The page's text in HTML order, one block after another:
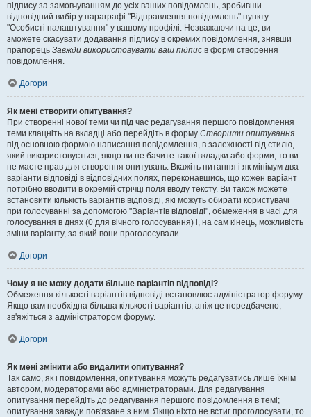
підпису за замовчуванням до усіх ваших повідомлень, зробивши
відповідний вибір у параграфі "Відправлення повідомлень" пункту
"Особисті налаштування" у вашому профілі. Незважаючи на це, ви
зможете скасувати додавання підпису в окремих повідомлення, знявши
прапорець Завжди використовувати ваш підпис в формі створення
повідомлення.
Догори
Як мені створити опитування?
При створенні нової теми чи під час редагування першого повідомлення
теми клацніть на вкладці або перейдіть в форму Створити опитування
під основною формою написання повідомлення, в залежності від стилю,
який використовується; якщо ви не бачите такої вкладки або форми, то ви
не маєте прав для створення опитувань. Вкажіть питання і як мінімум два
варіанти відповіді в відповідних полях, переконавшись, що кожен варіант
потрібно вводити в окремій стрічці поля вводу тексту. Ви також можете
встановити кількість варіантів відповіді, які можуть обирати користувачі
при голосуванні за допомогою "Варіантів відповіді", обмеження в часі для
голосування в днях (0 для вічного голосування) і, на сам кінець, можливість
зміни варіанту, за який вони проголосували.
Догори
Чому я не можу додати більше варіантів відповіді?
Обмеження кількості варіантів відповіді встановлює адміністратор форуму.
Якщо вам необхідна більша кількості варіантів, аніж це передбачено,
зв'яжіться з адміністратором форуму.
Догори
Як мені змінити або видалити опитування?
Так само, як і повідомлення, опитування можуть редагуватись лише їхнім
автором, модераторами або адміністраторами. Для редагування
опитування перейдіть до редагування першого повідомлення в темі;
опитування завжди пов'язане з ним. Якщо ніхто не встиг проголосувати, то